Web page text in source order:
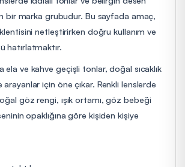
bir marka grubudur. Bu sayfada amaç,
netleştirirken doğru kullanım ve
hatırlatmaktır.
ela ve kahve geçişli tonlar, doğal sıcaklık
için öne çıkar. Renkli lenslerde
göz rengi, ışık ortamı, göz bebeği
opaklığına göre kişiden kişiye